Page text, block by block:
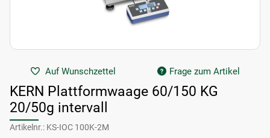
Auf Wunschzettel Frage zum Artikel
KERN Plattformwaage 60/150 KG
20/50g intervall
Artikelnr.: KS-IOC 100K-2M